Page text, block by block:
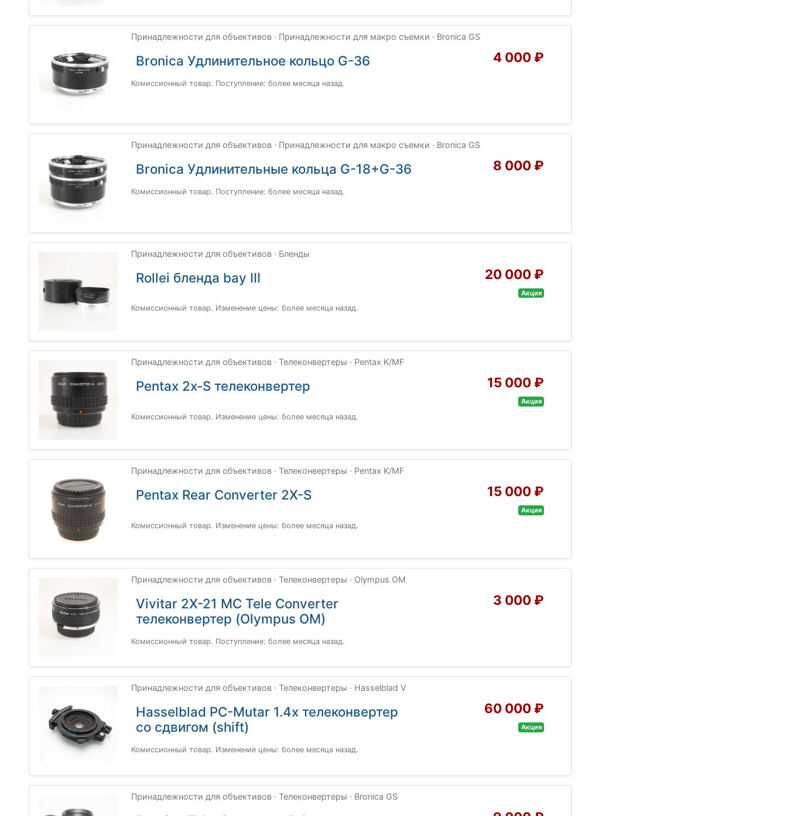
Принадлежности для объективов · Принадлежности для макро съемки · Bronica GS
Bronica Удлинительное кольцо G-36 4 000 ₽
Комиссионный товар. Поступление: более месяца назад.
Принадлежности для объективов · Принадлежности для макро съемки · Bronica GS
Bronica Удлинительные кольца G-18+G-36 8 000 ₽
Комиссионный товар. Поступление: более месяца назад.
Принадлежности для объективов · Бленды
Rollei бленда bay III 20 000 ₽
Акция
Комиссионный товар. Изменение цены: более месяца назад.
Принадлежности для объективов · Телеконвертеры · Pentax K/MF
Pentax 2x-S телеконвертер 15 000 ₽
Акция
Комиссионный товар. Изменение цены: более месяца назад.
Принадлежности для объективов · Телеконвертеры · Pentax K/MF
Pentax Rear Converter 2X-S 15 000 ₽
Акция
Комиссионный товар. Изменение цены: более месяца назад.
Принадлежности для объективов · Телеконвертеры · Olympus OM
Vivitar 2X-21 MC Tele Converter
телеконвертер (Olympus OM)
3 000 ₽
Комиссионный товар. Поступление: более месяца назад.
Принадлежности для объективов · Телеконвертеры · Hasselblad V
Hasselblad PC-Mutar 1.4x телеконвертер
со сдвигом (shift)
60 000 ₽
Акция
Комиссионный товар. Изменение цены: более месяца назад.
Принадлежности для объективов · Телеконвертеры · Bronica GS